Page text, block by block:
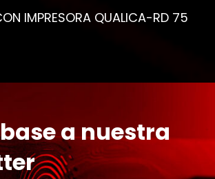
IMPRESORA QUALICA-RD 75
a nuestra